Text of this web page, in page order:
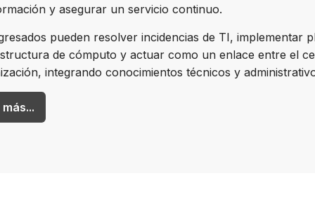
y asegurar un servicio continuo.
pueden resolver incidencias de TI, implementar
de cómputo y actuar como un enlace entre el
integrando conocimientos técnicos y